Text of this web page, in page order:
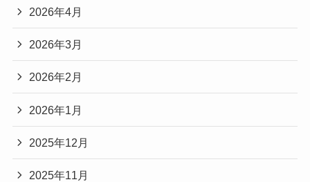
2026年4月
2026年3月
2026年2月
2026年1月
2025年12月
2025年11月